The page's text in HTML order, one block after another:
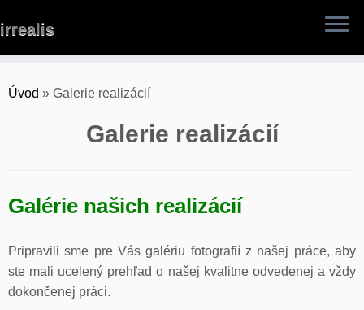
to
irrealis
Úvod » Galerie realizácií
Galerie realizácií
Galérie našich realizácií
Pripravili sme pre Vás galériu fotografií z našej práce, aby
ste mali ucelený prehľad o našej kvalitne odvedenej a vždy
dokončenej práci.